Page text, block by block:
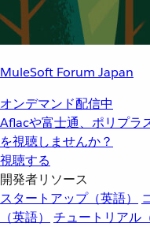
MuleSoft Forum Japan
オンデマンド配信中
Aflacや富士通、ポリプラ
を視聴しませんか？
視聴する
開発者リソース
スタートアップ（英語）
（英語）
チュートリアル